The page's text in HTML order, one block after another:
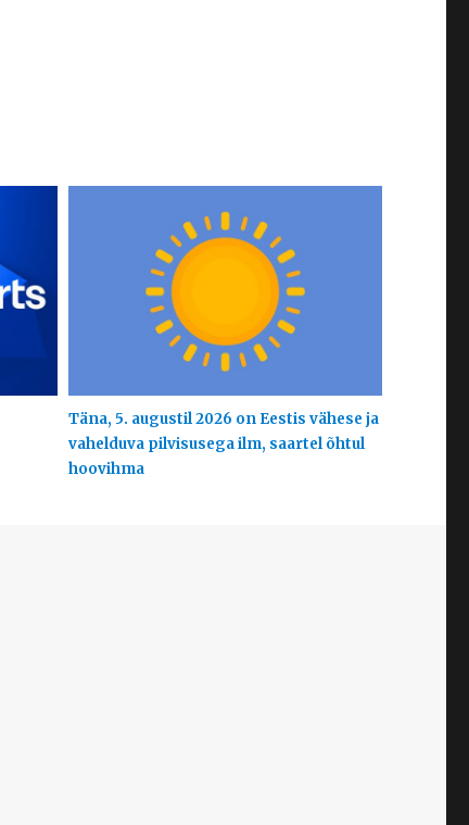
Täna, 5. augustil 2026 on Eestis vähese ja
vahelduva pilvisusega ilm, saartel õhtul
hoovihma